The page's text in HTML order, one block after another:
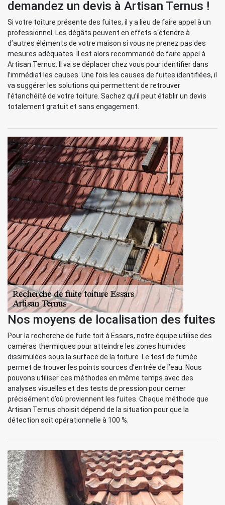
demandez un devis à Artisan Ternus !
Si votre toiture présente des fuites, il y a lieu de faire appel à un
professionnel. Les dégâts peuvent en effets s‘étendre à
d’autres éléments de votre maison si vous ne prenez pas des
mesures adéquates. Il est alors recommandé de faire appel à
Artisan Ternus. Il va se déplacer chez vous pour identifier dans
l’immédiat les causes. Une fois les causes de fuites identifiées, il
va suggérer les solutions qui permettent de retrouver
l’étanchéité de votre toiture. Sachez qu’il peut établir un devis
totalement gratuit et sans engagement.
Nos moyens de localisation des fuites
Pour la recherche de fuite toit à Essars, notre équipe utilise des
caméras thermiques pour atteindre les zones humides
dissimulées sous la surface de la toiture. Le test de fumée
permet de trouver les points sources d’entrée de l’eau. Nous
pouvons utiliser ces méthodes en même temps avec des
analyses visuelles et des tests de pression pour cerner
précisément d’où proviennent les fuites. Chaque méthode que
Artisan Ternus choisit dépend de la situation pour que la
détection soit opérationnelle à 100 %.